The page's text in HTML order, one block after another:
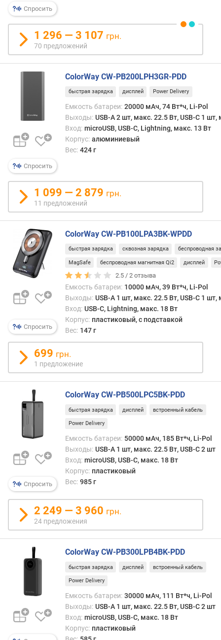
т
з
в
т
е
д
б
а
в
л
е
н
я
п
о
к
л
е
в
п
е
д
о
е
н
й
е
а
т
а
Спросить
1 296 — 3 107 грн.
70 предложений
Спросить
ColorWay CW-PB200LPH3GR-PDD
быстрая зарядка дисплей Power Delivery
Емкость батареи: 20000 мАч, 74 Вт*ч, Li-Pol
Выходы: USB-A 2 шт, макс. 22.5 Вт, USB-C 1 шт,
Вход: microUSB, USB-C, Lightning, макс. 13 Вт
Корпус: алюминиевый
Вес: 424 г
1 099 — 2 879 грн.
11 предложений
Спросить
ColorWay CW-PB100LPA3BK-WPDD
быстрая зарядка сквозная зарядка беспроводная
MagSafe беспроводная магнитная Qi2 дисплей
2.5 /2 отзыва
Емкость батареи: 10000 мАч, 39 Вт*ч, Li-Pol
Выходы: USB-A 1 шт, макс. 22.5 Вт, USB-C 1 шт,
Вход: USB-C, Lightning, макс. 18 Вт
Корпус: пластиковый, с подставкой
Вес: 147 г
699 грн.
1 предложение
Спросить
ColorWay CW-PB500LPC5BK-PDD
быстрая зарядка дисплей встроенный кабель
Power Delivery
Емкость батареи: 50000 мАч, 185 Вт*ч, Li-Pol
Выходы: USB-A 1 шт, макс. 22.5 Вт, USB-C 2 шт
Вход: microUSB, USB-C, макс. 18 Вт
Корпус: пластиковый
Вес: 985 г
2 249 — 3 960 грн.
24 предложения
ColorWay CW-PB300LPB4BK-PDD
быстрая зарядка дисплей встроенный кабель
Power Delivery
Емкость батареи: 30000 мАч, 111 Вт*ч, Li-Pol
Выходы: USB-A 1 шт, макс. 22.5 Вт, USB-C 2 шт
Вход: microUSB, USB-C, макс. 18 Вт
Корпус: пластиковый